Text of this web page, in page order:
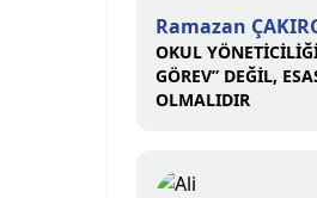
Ramazan
OKUL
GÖREV” DEĞİL,
OLMALIDIR